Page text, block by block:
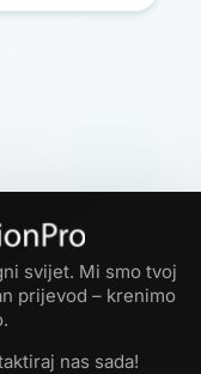
svijet. Mi smo tvoj
prijevod – krenimo
nas sada!